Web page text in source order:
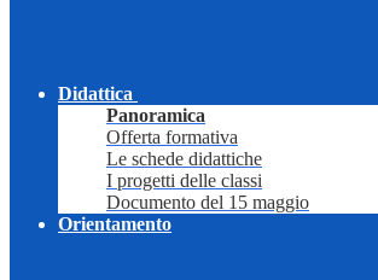
Didattica
Panoramica
Offerta formativa
Le schede didattiche
I progetti delle classi
Documento del 15 maggio
Orientamento